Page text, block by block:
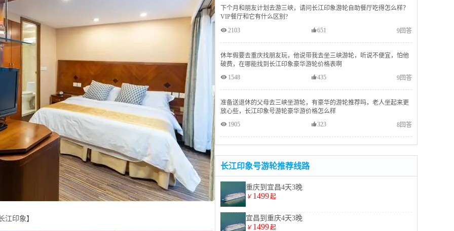
江印象】
下个月和朋友计划去游三峡，请问长江印象游轮自助餐厅吃得怎么样？
VIP餐厅和它有什么区别?
 2103 651 9回答
休年假要去重庆找朋友玩，他说带我去坐三峡游轮，听说不便宜，怕他
破费，在哪能找到长江印象豪华游轮价格表啊
 1548
435 9回答
准备送退休的父母去三峡坐游轮，有豪华的游轮推荐吗，老人坐起来更
放心些，长江印象号游轮豪华游价格怎么样
 1905
323 8回答
长江印象号游轮推荐线路
重庆到宜昌4天3晚
￥ 1499起
宜昌到重庆4天3晚
￥ 1499起